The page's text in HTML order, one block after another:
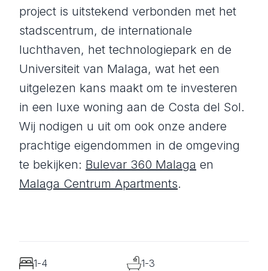
project is uitstekend verbonden met het
stadscentrum, de internationale
luchthaven, het technologiepark en de
Universiteit van Malaga, wat het een
uitgelezen kans maakt om te investeren
in een luxe woning aan de Costa del Sol.
Wij nodigen u uit om ook onze andere
prachtige eigendommen in de omgeving
te bekijken: Bulevar 360 Malaga en
Malaga Centrum Apartments.
1-4
1-3